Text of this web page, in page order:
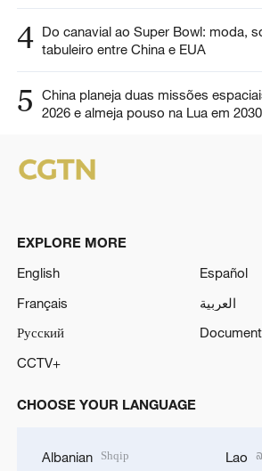
4 Do canavial ao Super Bowl: moda,
tabuleiro entre China e EUA
5
China planeja duas missões
2026 e almeja pouso na Lua em 2030
EXPLORE MORE
English
Español
Français
العربية
Русский
CCTV+
CHOOSE YOUR LANGUAGE
Albanian Shqip Lao